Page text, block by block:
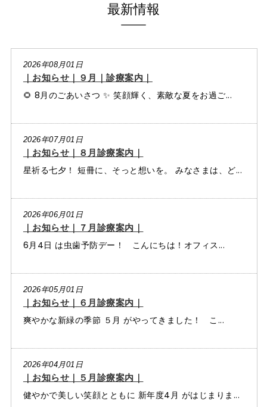
最新情報
2026年08月01日
｜お知らせ｜９月｜診療案内｜
🌻 8月のごあいさつ ✨ 笑顔輝く、素敵な夏をお過ご...
2026年07月01日
｜お知らせ｜８月診療案内｜
星祈る七夕！ 短冊に、そっと想いを。 みなさまは、ど...
2026年06月01日
｜お知らせ｜７月診療案内｜
6月4日 は虫歯予防デー！ こんにちは！オフィス...
2026年05月01日
｜お知らせ｜６月診療案内｜
爽やかな新緑の季節 ５月 がやってきました！ こ...
2026年04月01日
｜お知らせ｜５月診療案内｜
健やかで美しい笑顔とともに 新年度4月 がはじまりま...